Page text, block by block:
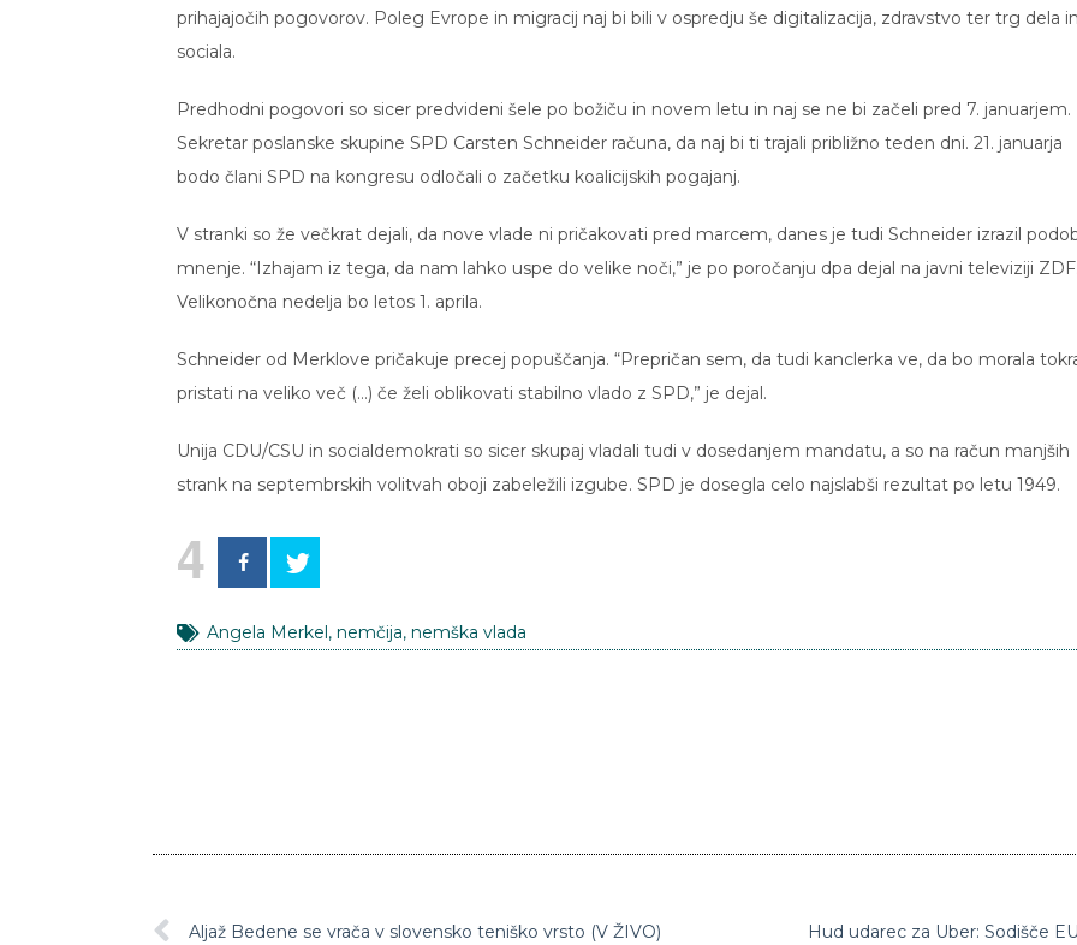
prihajajočih pogovorov. Poleg Evrope in migracij naj bi bili v ospredju še digitalizacija, zdravstvo ter trg dela
sociala.
Predhodni pogovori so sicer predvideni šele po božiču in novem letu in naj se ne bi začeli pred 7. januarjem.
Sekretar poslanske skupine SPD Carsten Schneider računa, da naj bi ti trajali približno teden dni. 21. januarja
bodo člani SPD na kongresu odločali o začetku koalicijskih pogajanj.
V stranki so že večkrat dejali, da nove vlade ni pričakovati pred marcem, danes je tudi Schneider izrazil
mnenje. “Izhajam iz tega, da nam lahko uspe do velike noči,” je po poročanju dpa dejal na javni televiziji
Velikonočna nedelja bo letos 1. aprila.
Schneider od Merklove pričakuje precej popuščanja. “Prepričan sem, da tudi kanclerka ve, da bo morala
pristati na veliko več (…) če želi oblikovati stabilno vlado z SPD,” je dejal.
Unija CDU/CSU in socialdemokrati so sicer skupaj vladali tudi v dosedanjem mandatu, a so na račun manjših
strank na septembrskih volitvah oboji zabeležili izgube. SPD je dosegla celo najslabši rezultat po letu 1949.
4
Angela Merkel, nemčija, nemška vlada
Aljaž Bedene se vrača v slovensko teniško vrsto (V ŽIVO)